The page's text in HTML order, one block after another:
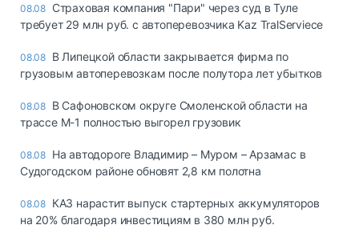
08.08 Страховая компания "Пари" через суд в Туле
требует 29 млн руб. с автоперевозчика Kaz TralServiece
08.08 В Липецкой области закрывается фирма по
грузовым автоперевозкам после полутора лет убытков
08.08 В Сафоновском округе Смоленской области на
трассе М-1 полностью выгорел грузовик
08.08 На автодороге Владимир – Муром – Арзамас в
Судогодском районе обновят 2,8 км полотна
08.08 КАЗ нарастит выпуск стартерных аккумуляторов
на 20% благодаря инвестициям в 380 млн руб.